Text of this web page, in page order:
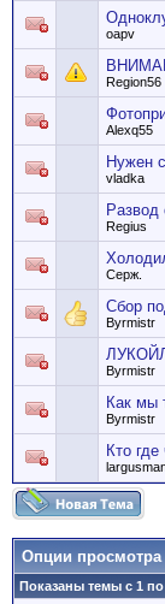
oapv
Region56
Alexq55
Нужен
vladka
Развод
Regius
Серж.
Сбор
Byrmistr
Byrmistr
Как мы
Byrmistr
Кто
Опции просмотра
Показаны темы с 1 по